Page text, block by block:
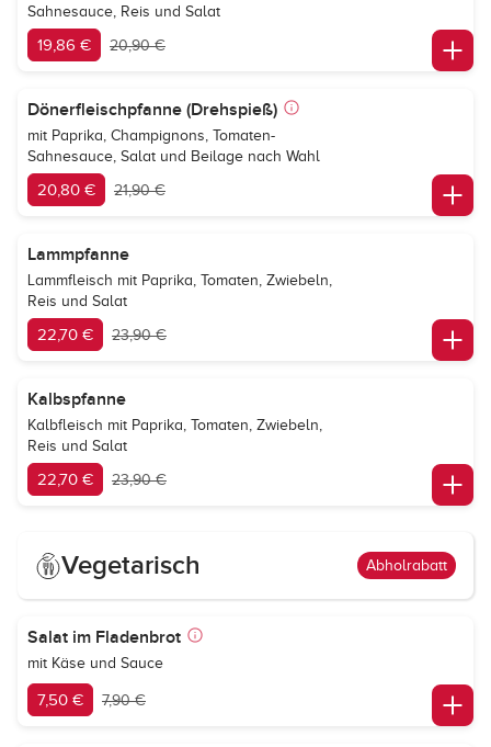
Sahnesauce, Reis und Salat
19,86 € 20,90 €
Dönerfleischpfanne (Drehspieß)
mit Paprika, Champignons, Tomaten-
Sahnesauce, Salat und Beilage nach Wahl
20,80 € 21,90 €
Lammpfanne
Lammfleisch mit Paprika, Tomaten, Zwiebeln,
Reis und Salat
22,70 € 23,90 €
Kalbspfanne
Kalbfleisch mit Paprika, Tomaten, Zwiebeln,
Reis und Salat
22,70 € 23,90 €
Vegetarisch Abholrabatt
Salat im Fladenbrot
mit Käse und Sauce
7,50 € 7,90 €